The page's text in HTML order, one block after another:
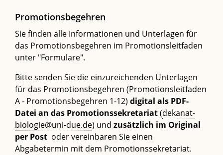
Promotionsbegehren
Sie finden alle Informationen und Unterlagen für
das Promotionsbegehren im Promotionsleitfaden
unter "Formulare".
Bitte senden Sie die einzureichenden Unterlagen
für das Promotionsbegehren (Promotionsleitfaden
A - Promotionsbegehren 1-12) digital als PDF-
Datei an das Promotionssekretariat(dekanat-
biologie@uni-due.de) und zusätzlich im Original
per Post oder vereinbaren Sie einen
Abgabetermin mit dem Promotionssekretariat.